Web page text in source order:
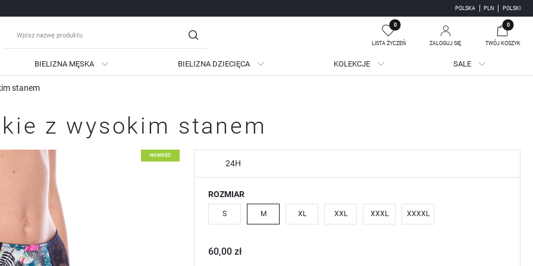
POLSKA PLN POLSKI
0
LISTA ŻYCZEŃ ZALOGUJ SIĘ
się
Zapomniałem hasła
SIĘ
OTRZYMASZ LICZNE DODATKOWE KORZYŚCI:
podgląd historii zakupów
brak konieczności wprowadzania swoich danych przy kolejnych zakupach
możliwość otrzymania rabatów i kuponów promocyjnych
0
TWÓJ KOSZYK
Twój koszyk jest pusty
BIELIZNA MĘSKA BIELIZNA DZIECIĘCA KOLEKCJE SALE
stanem
z wysokim stanem
NOWOŚĆ
24H
ROZMIAR
S M XL XXL XXXL XXXXL
60,00 zł